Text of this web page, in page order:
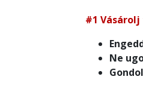
#1
Ne